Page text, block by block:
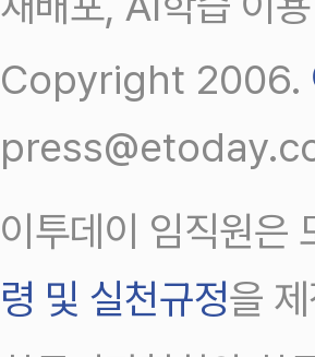
Copyright 2006.
이투데이 임직원은
령 및 실천규정을